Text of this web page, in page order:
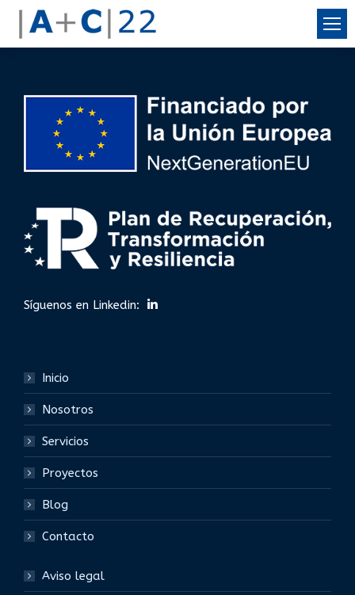
Síguenos en Linkedin:
Inicio
Nosotros
Servicios
Proyectos
Blog
Contacto
Aviso legal